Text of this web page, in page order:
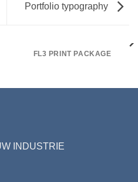
Portfolio typography
FL3 PRINT PACKAGE
INDUSTRIE